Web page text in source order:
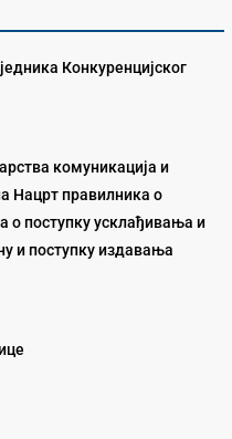
Конкуренцијског
комуникација и
Нацрт правилника о
о поступку усклађивања и
и поступку издавања